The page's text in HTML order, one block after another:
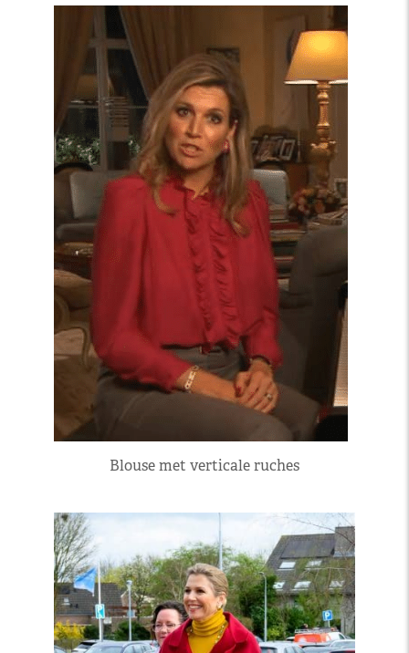
Blouse met verticale ruches